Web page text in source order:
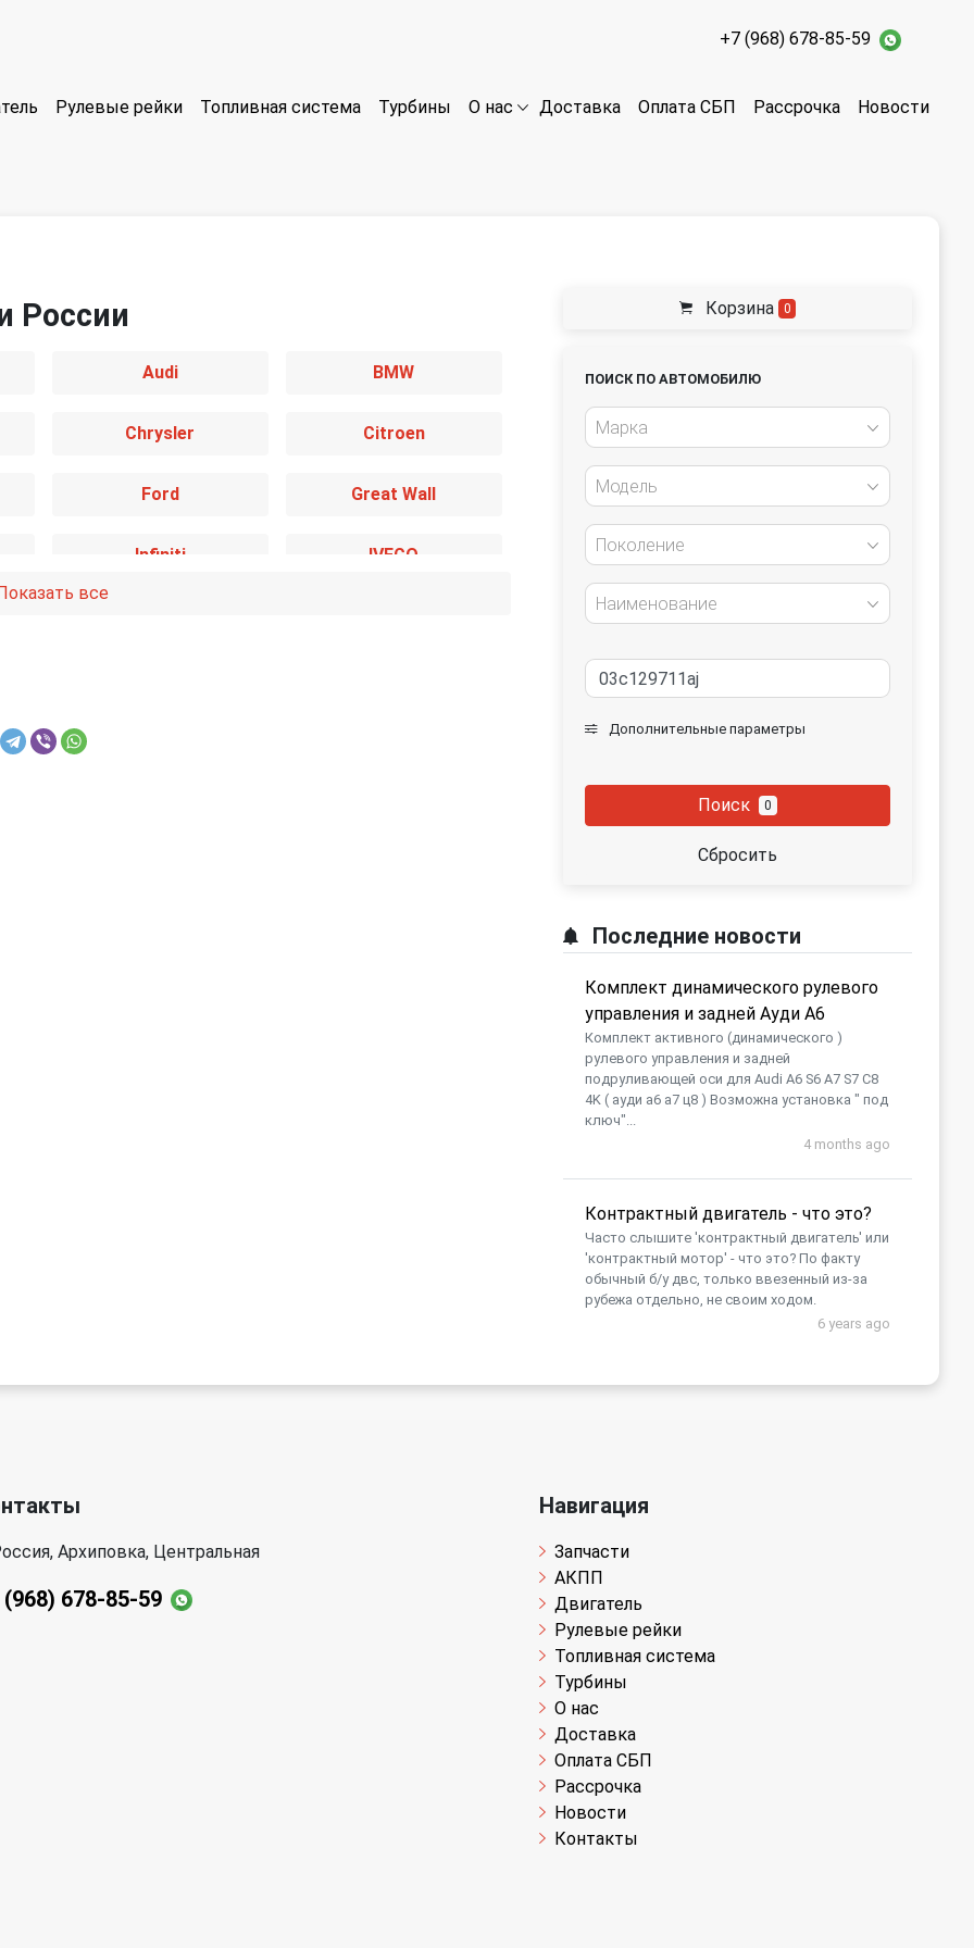
+7 (968) 678-85-59
Рулевые рейки Топливная система Турбины О нас Доставка Оплата СБП Рассрочка Новости
России
Audi BMW
Chrysler Citroen
Ford Great Wall
Infiniti IVECO
Показать все
Корзина 0
ПОИСК ПО АВТОМОБИЛЮ
Марка
Модель
Поколение
Наименование
Дополнительные параметры
Поиск 0
Сбросить
Последние новости
Комплект динамического рулевого
управления и задней Ауди А6
Комплект активного (динамического )
рулевого управления и задней
подруливающей оси для Audi A6 S6 A7 S7 C8
4K ( ауди а6 а7 ц8 ) Возможна установка " под
ключ"...
4 months ago
Контрактный двигатель - что это?
Часто слышите 'контрактный двигатель' или
'контрактный мотор' - что это? По факту
обычный б/у двс, только ввезенный из-за
рубежа отдельно, не своим ходом.
6 years ago
Архиповка, Центральная
(968) 678-85-59
Навигация
Запчасти
АКПП
Двигатель
Рулевые рейки
Топливная система
Турбины
О нас
Доставка
Оплата СБП
Рассрочка
Новости
Контакты